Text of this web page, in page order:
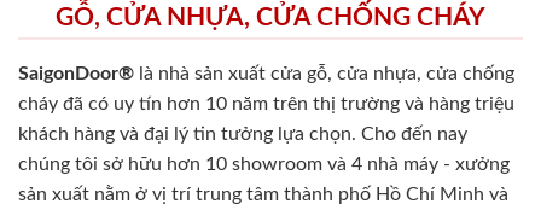
GỖ, CỬA NHỰA, CỬA CHỐNG CHÁY
SaigonDoor® là nhà sản xuất cửa gỗ, cửa nhựa, cửa chống
cháy đã có uy tín hơn 10 năm trên thị trường và hàng triệu
khách hàng và đại lý tin tưởng lựa chọn. Cho đến nay
chúng tôi sở hữu hơn 10 showroom và 4 nhà máy - xưởng
sản xuất nằm ở vị trí trung tâm thành phố Hồ Chí Minh và